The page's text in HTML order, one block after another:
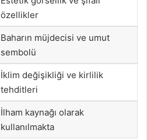
özellikler
Baharın müjdecisi ve umut
sembolü
İklim değişikliği ve kirlilik
tehditleri
İlham kaynağı olarak
kullanılmakta